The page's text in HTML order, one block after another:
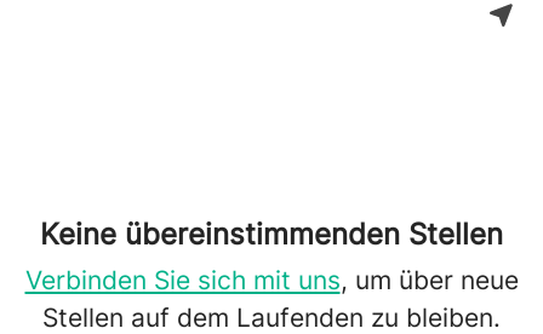
Keine übereinstimmenden Stellen
Verbinden Sie sich mit uns, um über neue
Stellen auf dem Laufenden zu bleiben.